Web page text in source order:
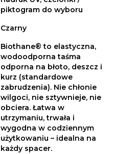
piktogram do wyboru
Czarny
Biothane® to elastyczna,
wodoodporna taśma
odporna na błoto, deszcz i
kurz (standardowe
zabrudzenia). Nie chłonie
wilgoci, nie sztywnieje, nie
obciera. Łatwa w
utrzymaniu, trwała i
wygodna w codziennym
użytkowaniu – idealna na
każdy spacer.